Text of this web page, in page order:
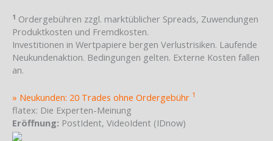
1 Ordergebühren zzgl. marktüblicher Spreads, Zuwendungen
Produktkosten und Fremdkosten.
Investitionen in Wertpapiere bergen Verlustrisiken. Laufende
Neukundenaktion. Bedingungen gelten. Externe Kosten fallen
an.
» Neukunden: 20 Trades ohne Ordergebühr 1
flatex: Die Experten-Meinung
Eröffnung: PostIdent, VideoIdent (IDnow)